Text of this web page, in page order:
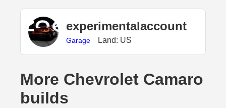
experimentalaccount
Garage Land: US
More Chevrolet Camaro
builds